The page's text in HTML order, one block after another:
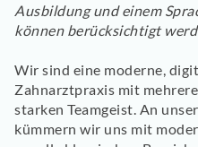
Ausbildung und einem
können berücksichtigt
Wir sind eine moderne,
Zahnarztpraxis mit
starken Teamgeist. An
kümmern wir uns mit